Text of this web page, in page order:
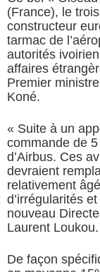
(France), le
constructeur
tarmac de
autorités
affaires
Premier
Koné.
« Suite à un
commande de
d’Airbus. Ces
devraient
relativement
d’irrégularités
nouveau
Laurent Loukou.
De façon